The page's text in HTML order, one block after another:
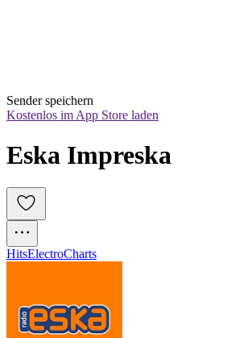
Sender speichern
Kostenlos im App Store laden
Eska Impreska
HitsElectroCharts